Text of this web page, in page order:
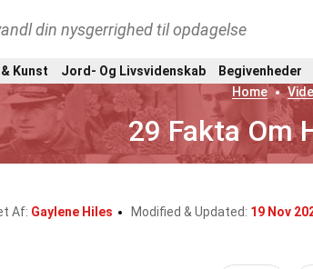
din nysgerrighed til opdagelse
Kunst Jord- Og Livsvidenskab Begivenheder
Home
29 Fakta Om
Af: Gaylene Hiles Modified & Updated: 19 Nov